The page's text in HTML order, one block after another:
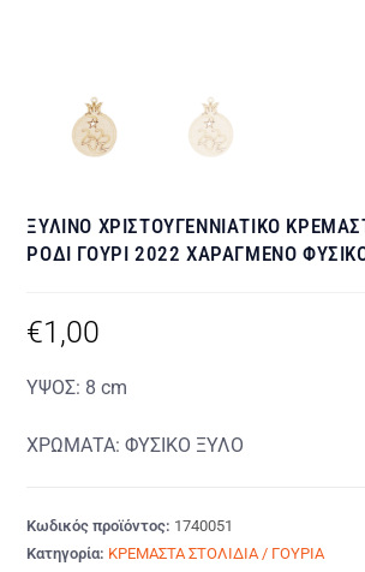
ΞΥΛΙΝΟ ΧΡΙΣΤΟΥΓΕΝΝΙΑΤΙΚΟ
ΡΟΔΙ ΓΟΥΡΙ 2022 ΧΑΡΑΓΜΕΝΟ
€1,00
ΥΨΟΣ: 8 cm
ΧΡΩΜΑΤΑ: ΦΥΣΙΚΟ ΞΥΛΟ
Κωδικός προϊόντος: 1740051
Κατηγορία: ΚΡΕΜΑΣΤΑ ΣΤΟΛΙΔΙΑ / ΓΟΥΡΙΑ